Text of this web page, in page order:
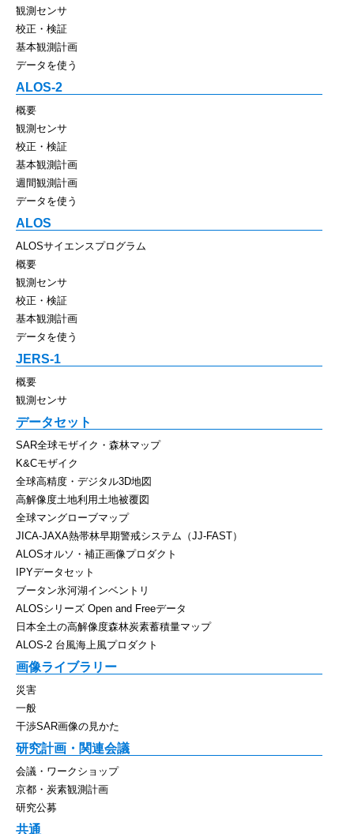
観測センサ
校正・検証
基本観測計画
データを使う
ALOS-2
概要
観測センサ
校正・検証
基本観測計画
週間観測計画
データを使う
ALOS
ALOSサイエンスプログラム
概要
観測センサ
校正・検証
基本観測計画
データを使う
JERS-1
概要
観測センサ
データセット
SAR全球モザイク・森林マップ
K&Cモザイク
全球高精度・デジタル3D地図
高解像度土地利用土地被覆図
全球マングローブマップ
JICA-JAXA熱帯林早期警戒システム（JJ-FAST）
ALOSオルソ・補正画像プロダクト
IPYデータセット
ブータン氷河湖インベントリ
ALOSシリーズ Open and Freeデータ
日本全土の高解像度森林炭素蓄積量マップ
ALOS-2 台風海上風プロダクト
画像ライブラリー
災害
一般
干渉SAR画像の見かた
研究計画・関連会議
会議・ワークショップ
京都・炭素観測計画
研究公募
共通